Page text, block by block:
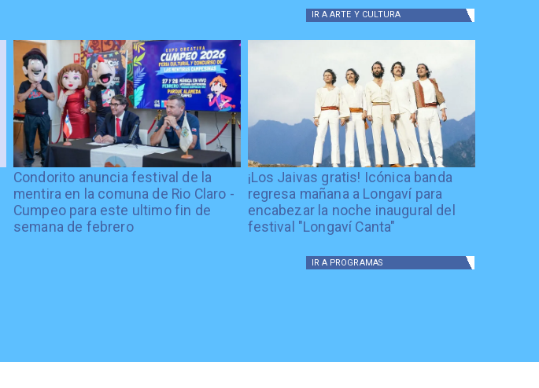
IR A ARTE Y CULTURA
Condorito anuncia festival de la
mentira en la comuna de Rio Claro -
Cumpeo para este ultimo fin de
semana de febrero
¡Los Jaivas gratis! Icónica banda
regresa mañana a Longaví para
encabezar la noche inaugural del
festival "Longaví Canta"
IR A PROGRAMAS